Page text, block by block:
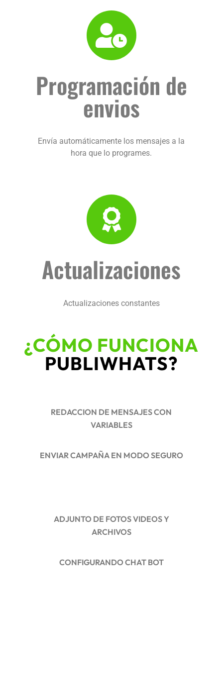
Programación de
envios
Envía automáticamente los mensajes a la
hora que lo programes.
Actualizaciones
Actualizaciones constantes
¿CÓMO FUNCIONA
PUBLIWHATS?
REDACCION DE MENSAJES CON
VARIABLES
ENVIAR CAMPAÑA EN MODO SEGURO
ADJUNTO DE FOTOS VIDEOS Y
ARCHIVOS
CONFIGURANDO CHAT BOT